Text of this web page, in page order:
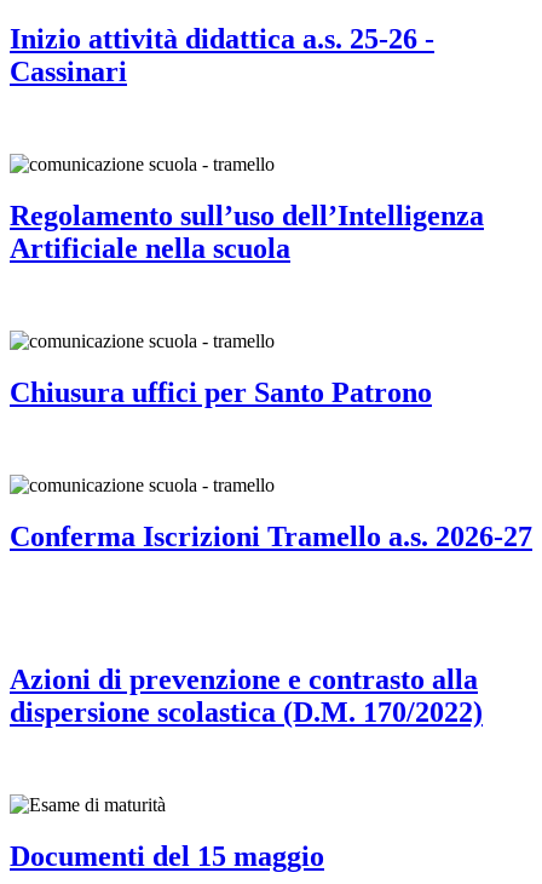
Inizio attività didattica a.s. 25-26 -
Cassinari
Regolamento sull’uso dell’Intelligenza
Artificiale nella scuola
Chiusura uffici per Santo Patrono
Conferma Iscrizioni Tramello a.s. 2026-27
Azioni di prevenzione e contrasto alla
dispersione scolastica (D.M. 170/2022)
Documenti del 15 maggio